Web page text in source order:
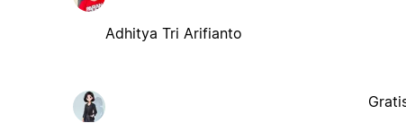
Adhitya Tri Arifianto